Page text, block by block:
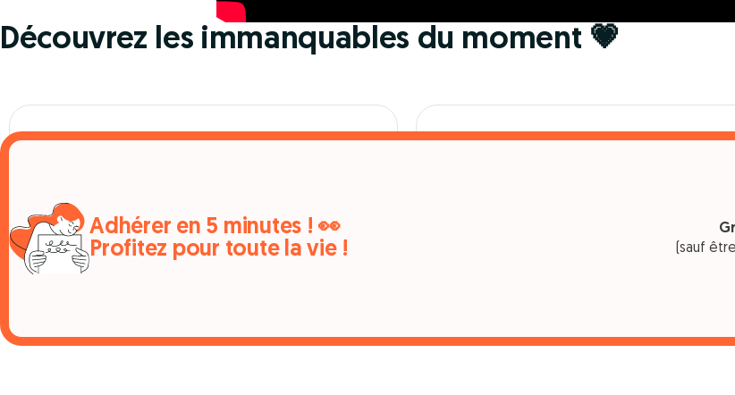
Adhérer en 5 minutes ! 👀
Profitez pour toute la vie !
(sauf
Découvrez les immanquables du moment 💗
Musées & découvertes %
386 OFFRES EN COURS